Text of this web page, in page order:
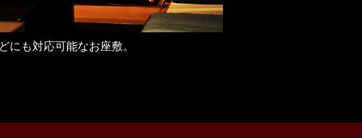
にも対応可能なお座敷。